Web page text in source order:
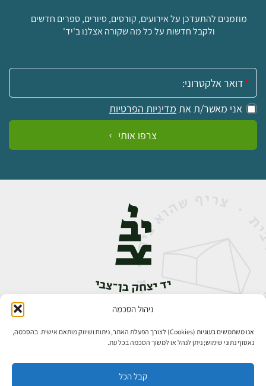
ניהול הסכמה
אנו משתמשים בעוגיות (Cookies) לצורך הפעלת האתר, ניתוח ושיווק מותאם אישית. בהסכמה,
נאסוף נתוני שימוש; ניתן לנהל או למשוך הסכמה בכל עת.
קבל הכל
מוזמנים להתעדכן על אירועים, קורסים, סיורים, ספרים חדשים
ולקבל חדשות על כל מה שקורה אצלנו ב'יד'
אימייל:
אני מאשר/ת את מדיניות הפרטיות
צרפו אותי
אבן גבירול 14, רחביה, ירושלים